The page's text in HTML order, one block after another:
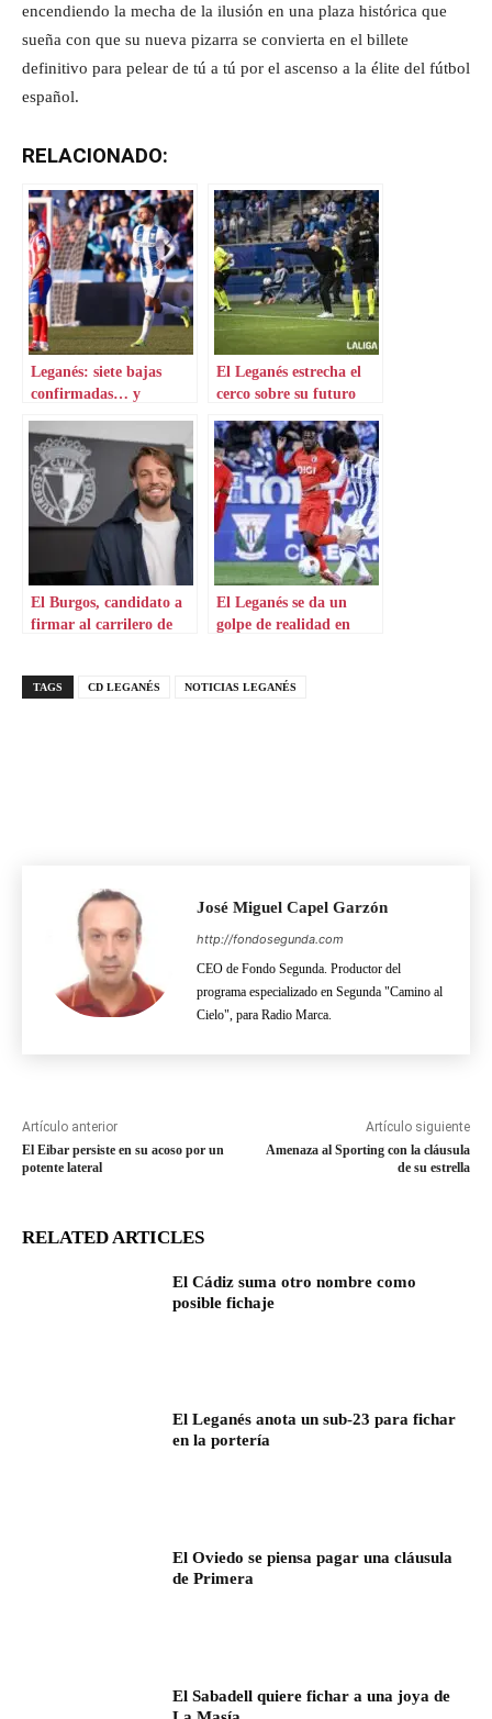
encendiendo la mecha de la ilusión en una plaza histórica que
sueña con que su nueva pizarra se convierta en el billete
definitivo para pelear de tú a tú por el ascenso a la élite del fútbol
español.
RELACIONADO:
Leganés: siete bajas
confirmadas… y
El Leganés estrecha el
cerco sobre su futuro
El Burgos, candidato a
firmar al carrilero de
El Leganés se da un
golpe de realidad en
TAGS CD LEGANÉS NOTICIAS LEGANÉS
José Miguel Capel Garzón
http://fondosegunda.com
CEO de Fondo Segunda. Productor del
programa especializado en Segunda "Camino al
Cielo", para Radio Marca.
Artículo anterior
El Eibar persiste en su acoso por un
potente lateral
Artículo siguiente
Amenaza al Sporting con la cláusula
de su estrella
RELATED ARTICLES
El Cádiz suma otro nombre como
posible fichaje
El Leganés anota un sub-23 para fichar
en la portería
El Oviedo se piensa pagar una cláusula
de Primera
El Sabadell quiere fichar a una joya de